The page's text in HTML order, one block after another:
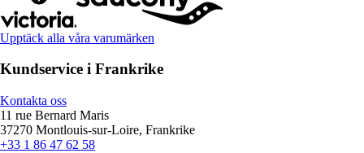
Upptäck alla våra varumärken
Kundservice i Frankrike
Kontakta oss
11 rue Bernard Maris
37270 Montlouis-sur-Loire, Frankrike
+33 1 86 47 62 58